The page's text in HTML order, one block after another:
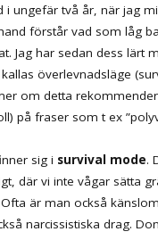
i ungefär två år, när jag
förstår vad som låg
Jag har sedan dess
överlevnadsläge
om detta
på fraser som t ex
sig i survival mode.
där vi inte vågar sätta
är man också
narcissistiska drag.